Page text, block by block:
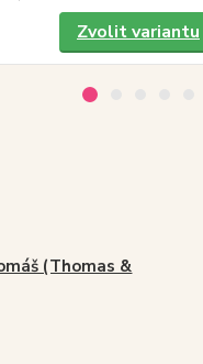
Zvolit variantu
(Thomas &